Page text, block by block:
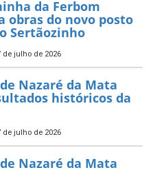
da Ferbom
obras do novo posto
Sertãozinho
de julho de 2026
Nazaré da Mata
históricos da
de julho de 2026
Nazaré da Mata